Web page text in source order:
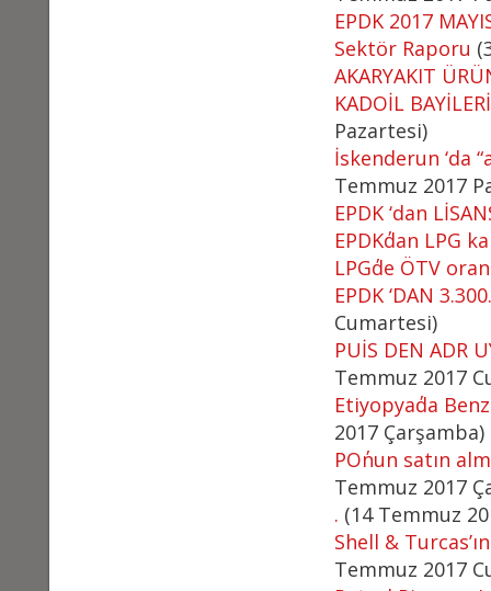
EPDK 2017
Sektör Raporu
AKARYAKIT
KADOİL
Pazartesi)
İskenderun ‘da
Temmuz 2017
EPDK ‘dan
EPDK΄dan LPG
LPG΄de ÖTV
EPDK ‘DAN
Cumartesi)
PUİS DEN ADR
Temmuz 2017
Etiyopya΄da
2017 Çarşamba)
PO΄nun satın
Temmuz 2017
. (14 Temmuz
Shell &
Temmuz 2017